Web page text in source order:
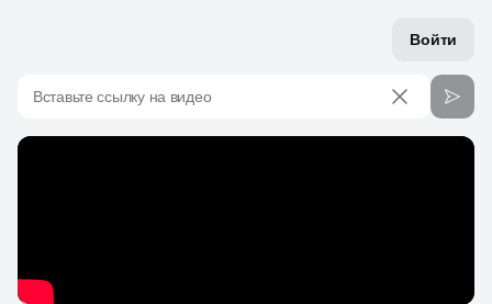
Войти
Вставьте ссылку на видео